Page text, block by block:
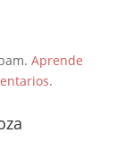
Aprende
.